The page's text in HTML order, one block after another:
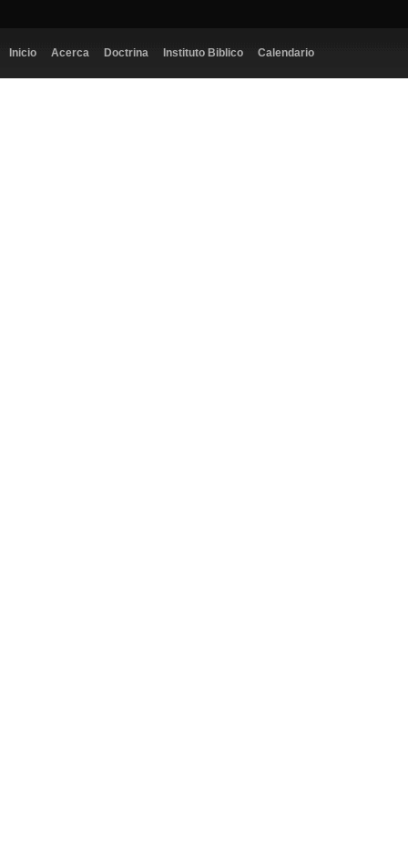
Inicio Acerca Doctrina Instituto Biblico Calendario